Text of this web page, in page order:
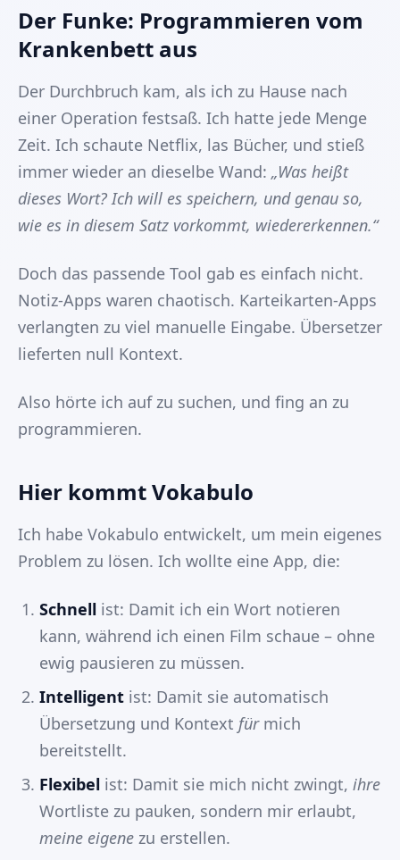
Der Funke: Programmieren vom
Krankenbett aus
Der Durchbruch kam, als ich zu Hause nach
einer Operation festsaß. Ich hatte jede Menge
Zeit. Ich schaute Netflix, las Bücher, und stieß
immer wieder an dieselbe Wand: „Was heißt
dieses Wort? Ich will es speichern, und genau so,
wie es in diesem Satz vorkommt, wiedererkennen.“
Doch das passende Tool gab es einfach nicht.
Notiz-Apps waren chaotisch. Karteikarten-Apps
verlangten zu viel manuelle Eingabe. Übersetzer
lieferten null Kontext.
Also hörte ich auf zu suchen, und fing an zu
programmieren.
Hier kommt Vokabulo
Ich habe Vokabulo entwickelt, um mein eigenes
Problem zu lösen. Ich wollte eine App, die:
Schnell ist: Damit ich ein Wort notieren
kann, während ich einen Film schaue – ohne
ewig pausieren zu müssen.
Intelligent ist: Damit sie automatisch
Übersetzung und Kontext fürmich
bereitstellt.
Flexibel ist: Damit sie mich nicht zwingt, ihre
Wortliste zu pauken, sondern mir erlaubt,
meine eigene zu erstellen.